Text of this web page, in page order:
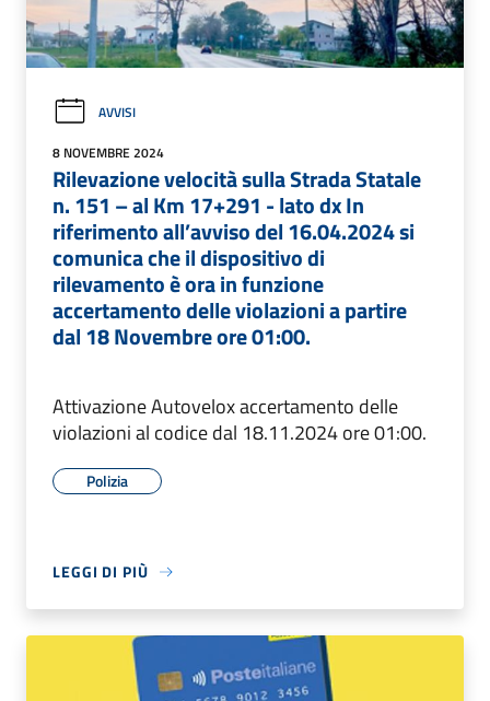
AVVISI
8 NOVEMBRE 2024
Rilevazione velocità sulla Strada Statale
n. 151 – al Km 17+291 - lato dx In
riferimento all’avviso del 16.04.2024 si
comunica che il dispositivo di
rilevamento è ora in funzione
accertamento delle violazioni a partire
dal 18 Novembre ore 01:00.
Attivazione Autovelox accertamento delle
violazioni al codice dal 18.11.2024 ore 01:00.
Polizia
LEGGI DI PIÙ